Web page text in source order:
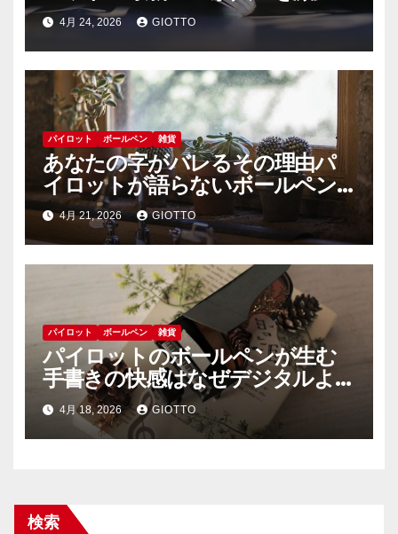
せる理由
4月 24, 2026 GIOTTO
パイロット ボールペン 雑貨
あなたの字がバレるその理由パ
イロットが語らないボールペン
中毒社会の裏側
4月 21, 2026 GIOTTO
パイロット ボールペン 雑貨
パイロットのボールペンが生む
手書きの快感はなぜデジタルよ
りも人を熱狂させるのか
4月 18, 2026 GIOTTO
検索